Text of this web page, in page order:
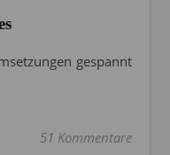
gespannt
51 Kommentare